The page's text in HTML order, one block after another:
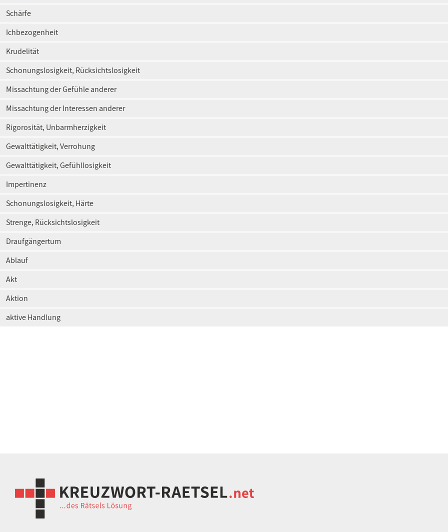
Schärfe
Ichbezogenheit
Krudelität
Schonungslosigkeit, Rücksichtslosigkeit
Missachtung der Gefühle anderer
Missachtung der Interessen anderer
Rigorosität, Unbarmherzigkeit
Gewalttätigkeit, Verrohung
Gewalttätigkeit, Gefühllosigkeit
Impertinenz
Schonungslosigkeit, Härte
Strenge, Rücksichtslosigkeit
Draufgängertum
Ablauf
Akt
Aktion
aktive Handlung